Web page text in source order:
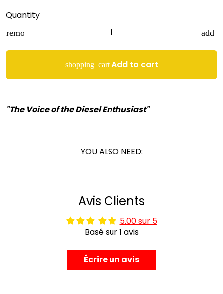
Quantity
remove add
shopping_cart Add to cart
"The Voice of the Diesel Enthusiast"
YOU ALSO NEED:
Avis Clients
5.00 sur 5
Basé sur 1 avis
Écrire un avis